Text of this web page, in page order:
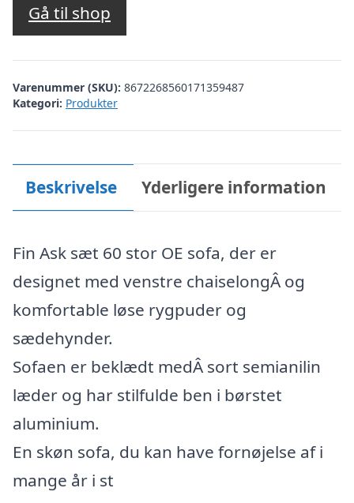
Gå til shop
Varenummer (SKU): 8672268560171359487
Kategori: Produkter
Beskrivelse Yderligere information
Fin Ask sæt 60 stor OE sofa, der er
designet med venstre chaiselongÂ og
komfortable løse rygpuder og
sædehynder.
Sofaen er beklædt medÂ sort semianilin
læder og har stilfulde ben i børstet
aluminium.
En skøn sofa, du kan have fornøjelse af i
mange år i st